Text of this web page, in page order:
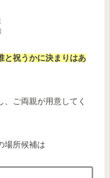
と祝うかに決まりはあ
、ご両親が用意してく
場所候補は